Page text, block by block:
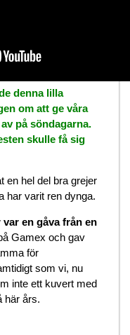
denna lilla
om att ge våra
på söndagarna.
skulle få sig
en hel del bra grejer
har varit ren dynga.
en gåva från en
Gamex och gav
för
som vi, nu
inte ett kuvert med
här års.